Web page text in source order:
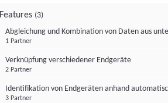
Features (3)
Abgleichung und Kombination von Daten aus
1 Partner
Verknüpfung verschiedener Endgeräte
2 Partner
Identifikation von Endgeräten anhand
3 Partner